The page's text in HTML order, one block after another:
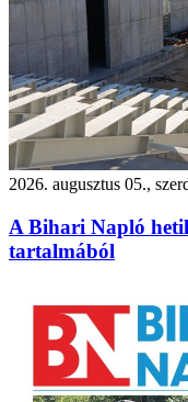
2026. augusztus 05.,
A Bihari Napló
tartalmából